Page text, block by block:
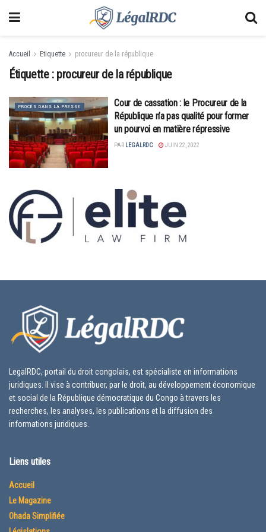
Accueil Etiquette procureur de la république
Étiquette : procureur de la république
PROCÈS DANS LA PRESSE
Cour de cassation : le Procureur de la
République n’a pas qualité pour former
un pourvoi en matière répressive
PAR LEGALRDC JUIN 22, 2022
LegalRDC, portail du droit congolais, est spécialiste en informations
juridiques. Il vise à contribuer, par le droit, au développement économique
et social de la République démocratique du Congo à travers les
recherches, les analyses, les publications et la diffusion des
informations juridiques.
Liens utiles
Accueil
Le Magazine
Ohada Simplifiée